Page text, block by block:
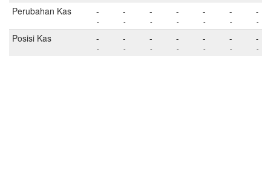
Perubahan Kas -
-
-
-
-
-
-
-
-
-
-
-
-
-
Posisi Kas -
-
-
-
-
-
-
-
-
-
-
-
-
-